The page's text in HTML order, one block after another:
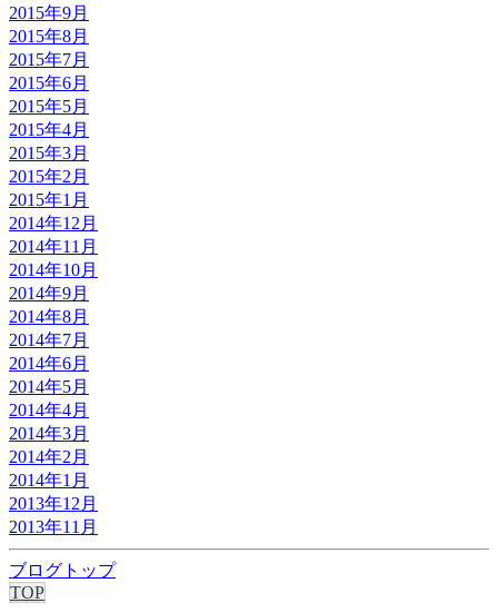
2015年9月
2015年8月
2015年7月
2015年6月
2015年5月
2015年4月
2015年3月
2015年2月
2015年1月
2014年12月
2014年11月
2014年10月
2014年9月
2014年8月
2014年7月
2014年6月
2014年5月
2014年4月
2014年3月
2014年2月
2014年1月
2013年12月
2013年11月
ブログトップ
TOP